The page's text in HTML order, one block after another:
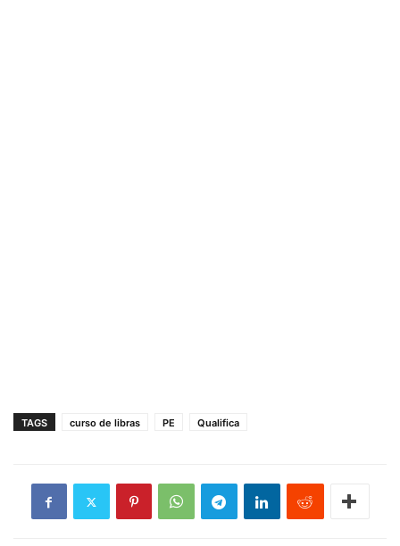
TAGS curso de libras PE Qualifica